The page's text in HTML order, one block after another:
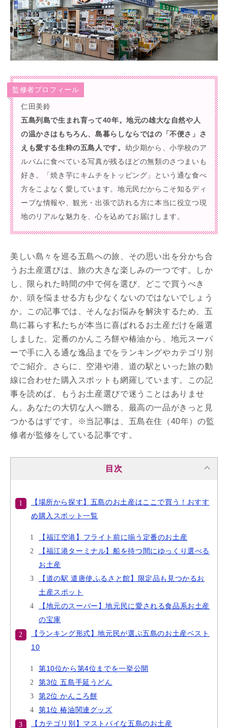
監修者プロフィール
仁田美鈴
五島列島で生まれ育って40年。地元の雄大な自然や人
の温かさはもちろん、島暮らしならではの「不便さ」さ
えも愛する生粋の五島人です。 幼少期から、小学校のア
ルバムに食べている写真が残るほどの無類のさつまいも
好き。「焼き芋にキムチをトッピング」という通な食べ
方をこよなく愛しています。地元民だからこそ知るディ
ープな情報や、観光・出張で訪れる方に本当に役立つ現
地のリアルな魅力を、心を込めてお届けします。
美しい島々を巡る五島への旅、その思い出を分かち合
うお土産選びは、旅の大きな楽しみの一つです。しか
し、限られた時間の中で何を選び、どこで買うべき
か、頭を悩ませる方も少なくないのではないでしょう
か。この記事では、そんなお悩みを解決するため、五
島に暮らす私たちが本当に喜ばれるお土産だけを厳選
しました。定番のかんころ餅や椿油から、地元スーパ
ーで手に入る通な逸品までをランキングやカテゴリ別
でご紹介。さらに、空港や港、道の駅といった旅の動
線に合わせた購入スポットも網羅しています。この記
事を読めば、もうお土産選びで迷うことはありませ
ん。あなたの大切な人へ贈る、最高の一品がきっと見
つかるはずです。※当記事は、五島在住（40年）の監
修者が監修をしている記事です。
目次
【場所から探す】五島のお土産はここで買う！おすす
め購入スポット一覧
【福江空港】フライト前に揃う定番のお土産
【福江港ターミナル】船を待つ間にゆっくり選べる
お土産
【道の駅 遣唐使ふるさと館】限定品も見つかるお
土産スポット
【地元のスーパー】地元民に愛される食品系お土産
の宝庫
【ランキング形式】地元民が選ぶ五島のお土産ベスト
10
第10位から第4位までを一挙公開
第3位 五島手延うどん
第2位 かんころ餅
第1位 椿油関連グッズ
【カテゴリ別】マストバイな五島のお土産